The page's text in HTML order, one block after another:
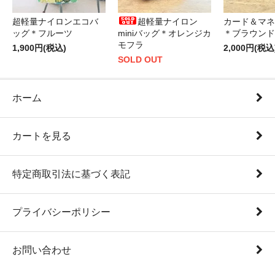
超軽量ナイロンエコバ
ッグ＊フルーツ
1,900円(税込)
超軽量ナイロン
miniバッグ＊オレンジカ
モフラ
SOLD OUT
カード＆マ
＊ブラウン
2,000円(税
ホーム
カートを見る
特定商取引法に基づく表記
プライバシーポリシー
お問い合わせ